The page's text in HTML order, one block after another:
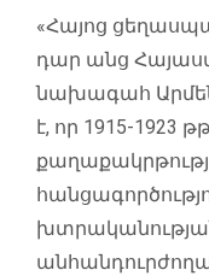
«Հայոց
դար անց
նախագահ
է, որ 1915-1923